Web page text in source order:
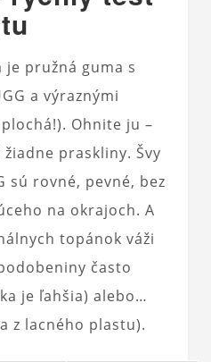
pružná guma s
a výraznými
Ohnite ju –
praskliny. Švy
sú rovné, pevné, bez
na okrajoch. A
topánok váži
často
je ľahšia) alebo…
z lacného plastu).